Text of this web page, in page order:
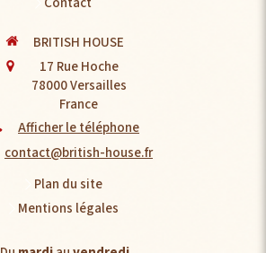
BRITISH HOUSE
17 Rue Hoche
78000Versailles
France
Afficher le téléphone
contact@british-house.fr
Plan du site
Mentions légales